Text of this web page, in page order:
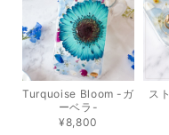
Turquoise Bloom -ガ
ーベラ-
¥8,800
ス